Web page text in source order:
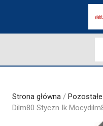
Strona główna /
Dilm80 Styczn Ik